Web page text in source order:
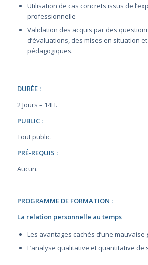
Utilisation de cas concrets issus de
professionnelle
Validation des acquis par des
d’évaluations, des mises en situation
pédagogiques.
DURÉE :
2 Jours – 14H.
PUBLIC :
Tout public.
PRÉ-REQUIS :
Aucun.
PROGRAMME DE FORMATION :
La relation personnelle au temps
Les avantages cachés d’une
L’analyse qualitative et quantitative de